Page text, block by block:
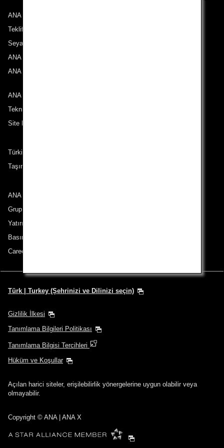
ANA Hakkında
Teklifler ve Duyurular
Seyahat Noktalarımız
ANA Deneyimi
ANA Mileage Club
ANA ile iletişime geçin
Teknik Destek (Erişilebilirlik)
Site Haritası
Türkiye çıkışlı güzergahlardaki yolcular
Taşıma Koşulları
ANA Group
Grup Şirketleri
Yatırımcı İlişkileri
Basın Bülteni
Careers (English Only)
Türk | Turkey (Şehrinizi ve Dilinizi seçin)
Gizlilik İlkesi
Tanımlama Bilgileri Politikası
Tanımlama Bilgisi Tercihleri
Hüküm ve Koşullar
Açılan harici siteler, erişilebilirlik yönergelerine uygun olabilir veya
olmayabilir.
Copyright © ANA | ANA X